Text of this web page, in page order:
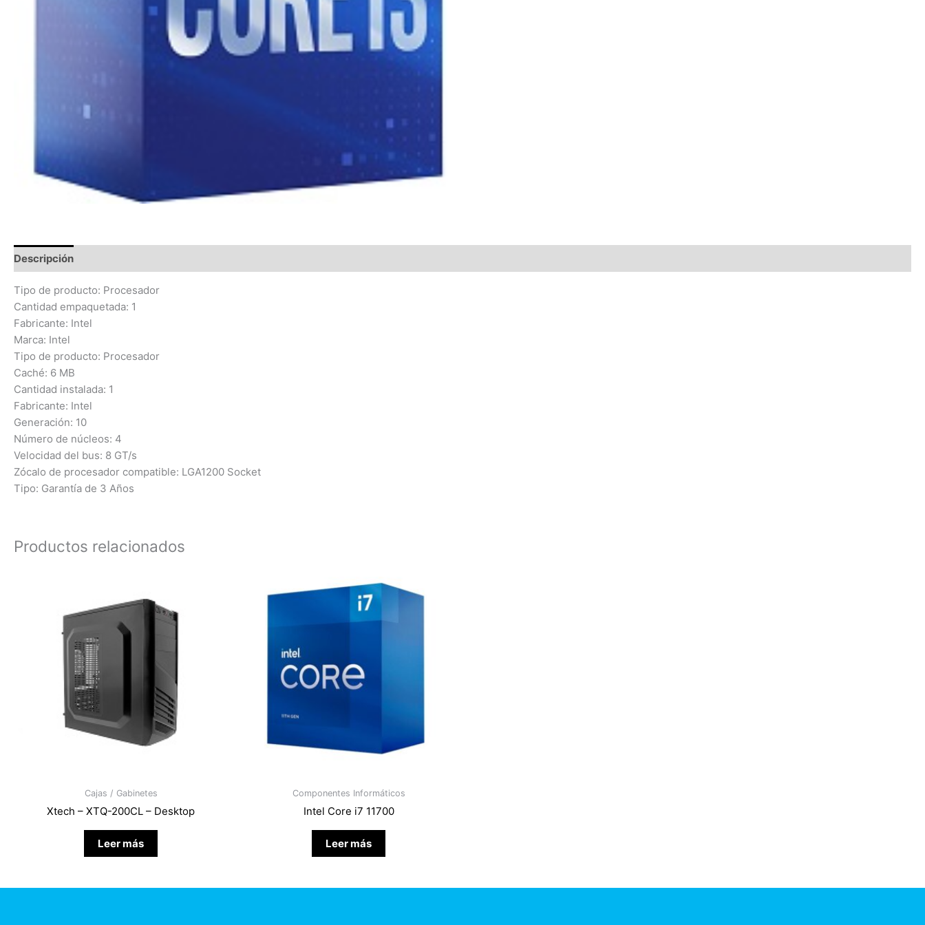
Descripción
Tipo de producto: Procesador
Cantidad empaquetada: 1
Fabricante: Intel
Marca: Intel
Tipo de producto: Procesador
Caché: 6 MB
Cantidad instalada: 1
Fabricante: Intel
Generación: 10
Número de núcleos: 4
Velocidad del bus: 8 GT/s
Zócalo de procesador compatible: LGA1200 Socket
Tipo: Garantía de 3 Años
Productos relacionados
Cajas / Gabinetes
Xtech – XTQ-200CL – Desktop
Leer más
Componentes Informáticos
Intel Core i7 11700
Leer más